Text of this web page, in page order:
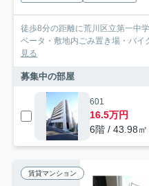
徒歩8分の距離に荒川区立第一中
ベータ・敷地内ごみ置き場・バイ
見る
募集中の部屋
601
16.5万円
6階 / 43.98
賃貸マンション